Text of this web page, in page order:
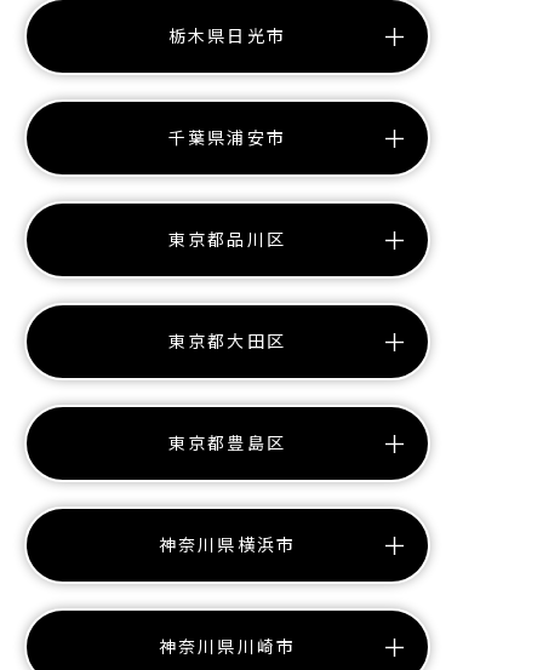
栃木県日光市
千葉県浦安市
東京都品川区
東京都大田区
東京都豊島区
神奈川県横浜市
神奈川県川崎市